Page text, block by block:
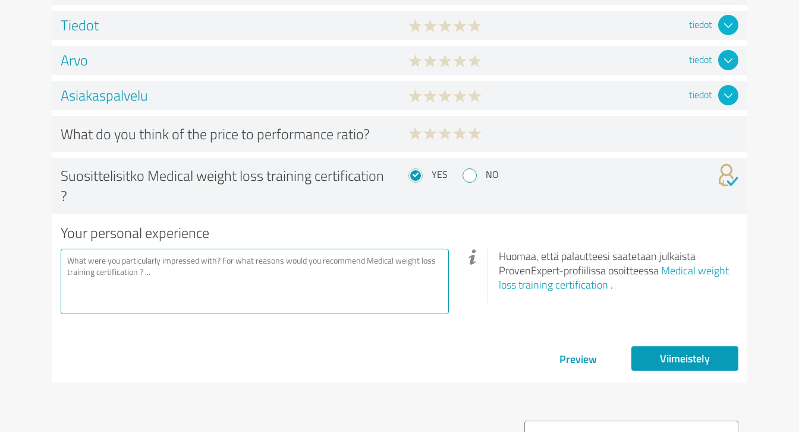
Tiedot tiedot
Arvo tiedot
Asiakaspalvelu tiedot
What do you think of the price to performance ratio?
Suosittelisitko Medical weight loss training certification
?
YES NO
Your personal experience
Huomaa, että palautteesi saatetaan julkaista
ProvenExpert-profiilissa osoitteessa Medical weight
loss training certification .
Preview Viimeistely